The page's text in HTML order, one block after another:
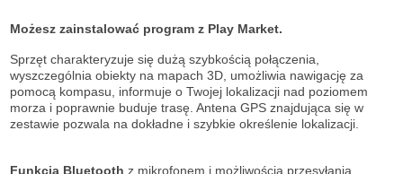
Możesz zainstalować program z Play Market.
Sprzęt charakteryzuje się dużą szybkością połączenia,
wyszczególnia obiekty na mapach 3D, umożliwia nawigację za
pomocą kompasu, informuje o Twojej lokalizacji nad poziomem
morza i poprawnie buduje trasę. Antena GPS znajdująca się w
zestawie pozwala na dokładne i szybkie określenie lokalizacji.
Funkcja Bluetooth z mikrofonem i możliwością przesyłania